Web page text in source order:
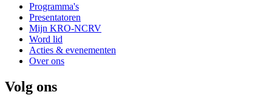
Programma's
Presentatoren
Mijn KRO-NCRV
Word lid
Acties & evenementen
Over ons
Volg ons